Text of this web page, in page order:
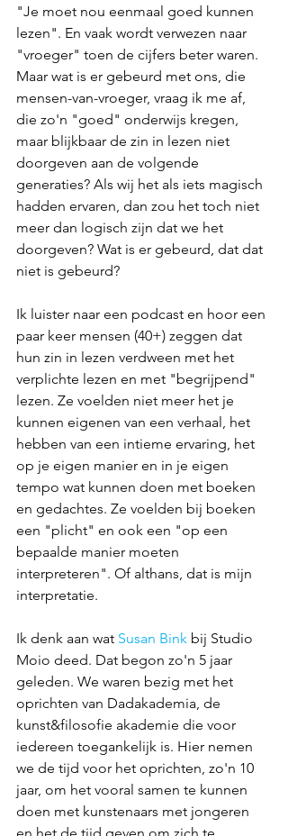
"Je moet nou eenmaal goed kunnen
lezen". En vaak wordt verwezen naar
"vroeger" toen de cijfers beter waren.
Maar wat is er gebeurd met ons, die
mensen-van-vroeger, vraag ik me af,
die zo'n "goed" onderwijs kregen,
maar blijkbaar de zin in lezen niet
doorgeven aan de volgende
generaties? Als wij het als iets magisch
hadden ervaren, dan zou het toch niet
meer dan logisch zijn dat we het
doorgeven? Wat is er gebeurd, dat dat
niet is gebeurd?
Ik luister naar een podcast en hoor een
paar keer mensen (40+) zeggen dat
hun zin in lezen verdween met het
verplichte lezen en met "begrijpend"
lezen. Ze voelden niet meer het je
kunnen eigenen van een verhaal, het
hebben van een intieme ervaring, het
op je eigen manier en in je eigen
tempo wat kunnen doen met boeken
en gedachtes. Ze voelden bij boeken
een "plicht" en ook een "op een
bepaalde manier moeten
interpreteren". Of althans, dat is mijn
interpretatie.
Ik denk aan wat Susan Bink bij Studio
Moio deed. Dat begon zo'n 5 jaar
geleden. We waren bezig met het
oprichten van Dadakademia, de
kunst&filosofie akademie die voor
iedereen toegankelijk is. Hier nemen
we de tijd voor het oprichten, zo'n 10
jaar, om het vooral samen te kunnen
doen met kunstenaars met jongeren